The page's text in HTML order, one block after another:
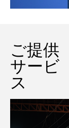
ご提供
サービ
ス